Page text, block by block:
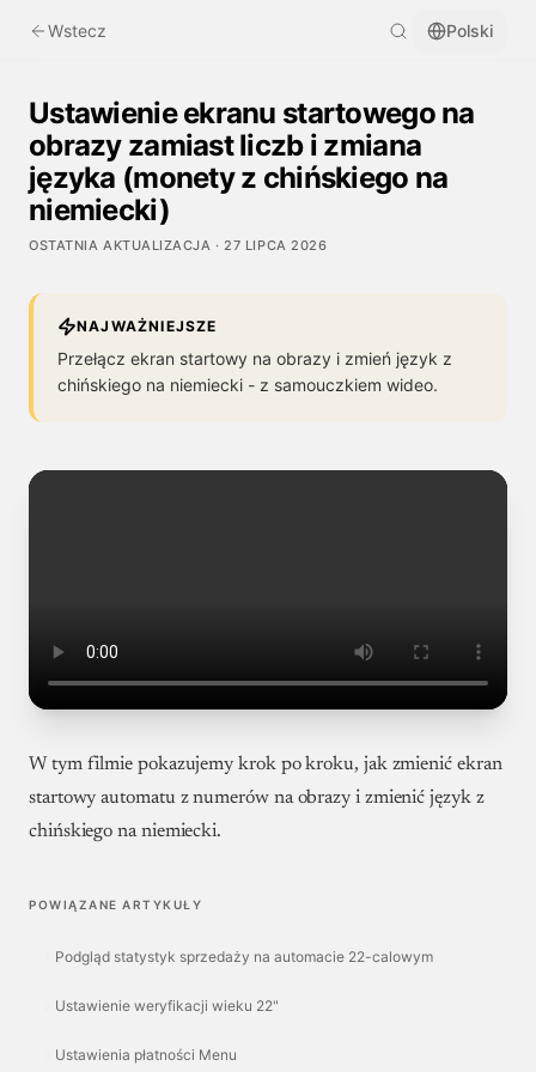
Wstecz Polski
Ustawienie ekranu startowego na
obrazy zamiast liczb i zmiana
języka (monety z chińskiego na
niemiecki)
OSTATNIA AKTUALIZACJA ·27 LIPCA 2026
NAJWAŻNIEJSZE
Przełącz ekran startowy na obrazy i zmień język z
chińskiego na niemiecki - z samouczkiem wideo.
W tym filmie pokazujemy krok po kroku, jak zmienić ekran
startowy automatu z numerów na obrazy i zmienić język z
chińskiego na niemiecki.
POWIĄZANE ARTYKUŁY
Podgląd statystyk sprzedaży na automacie 22-calowym
Ustawienie weryfikacji wieku 22"
Ustawienia płatności Menu